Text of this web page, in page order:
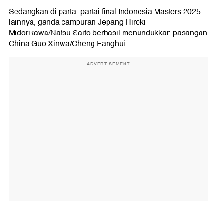
Sedangkan di partai-partai final Indonesia Masters 2025
lainnya, ganda campuran Jepang Hiroki
Midorikawa/Natsu Saito berhasil menundukkan pasangan
China Guo Xinwa/Cheng Fanghui.
ADVERTISEMENT